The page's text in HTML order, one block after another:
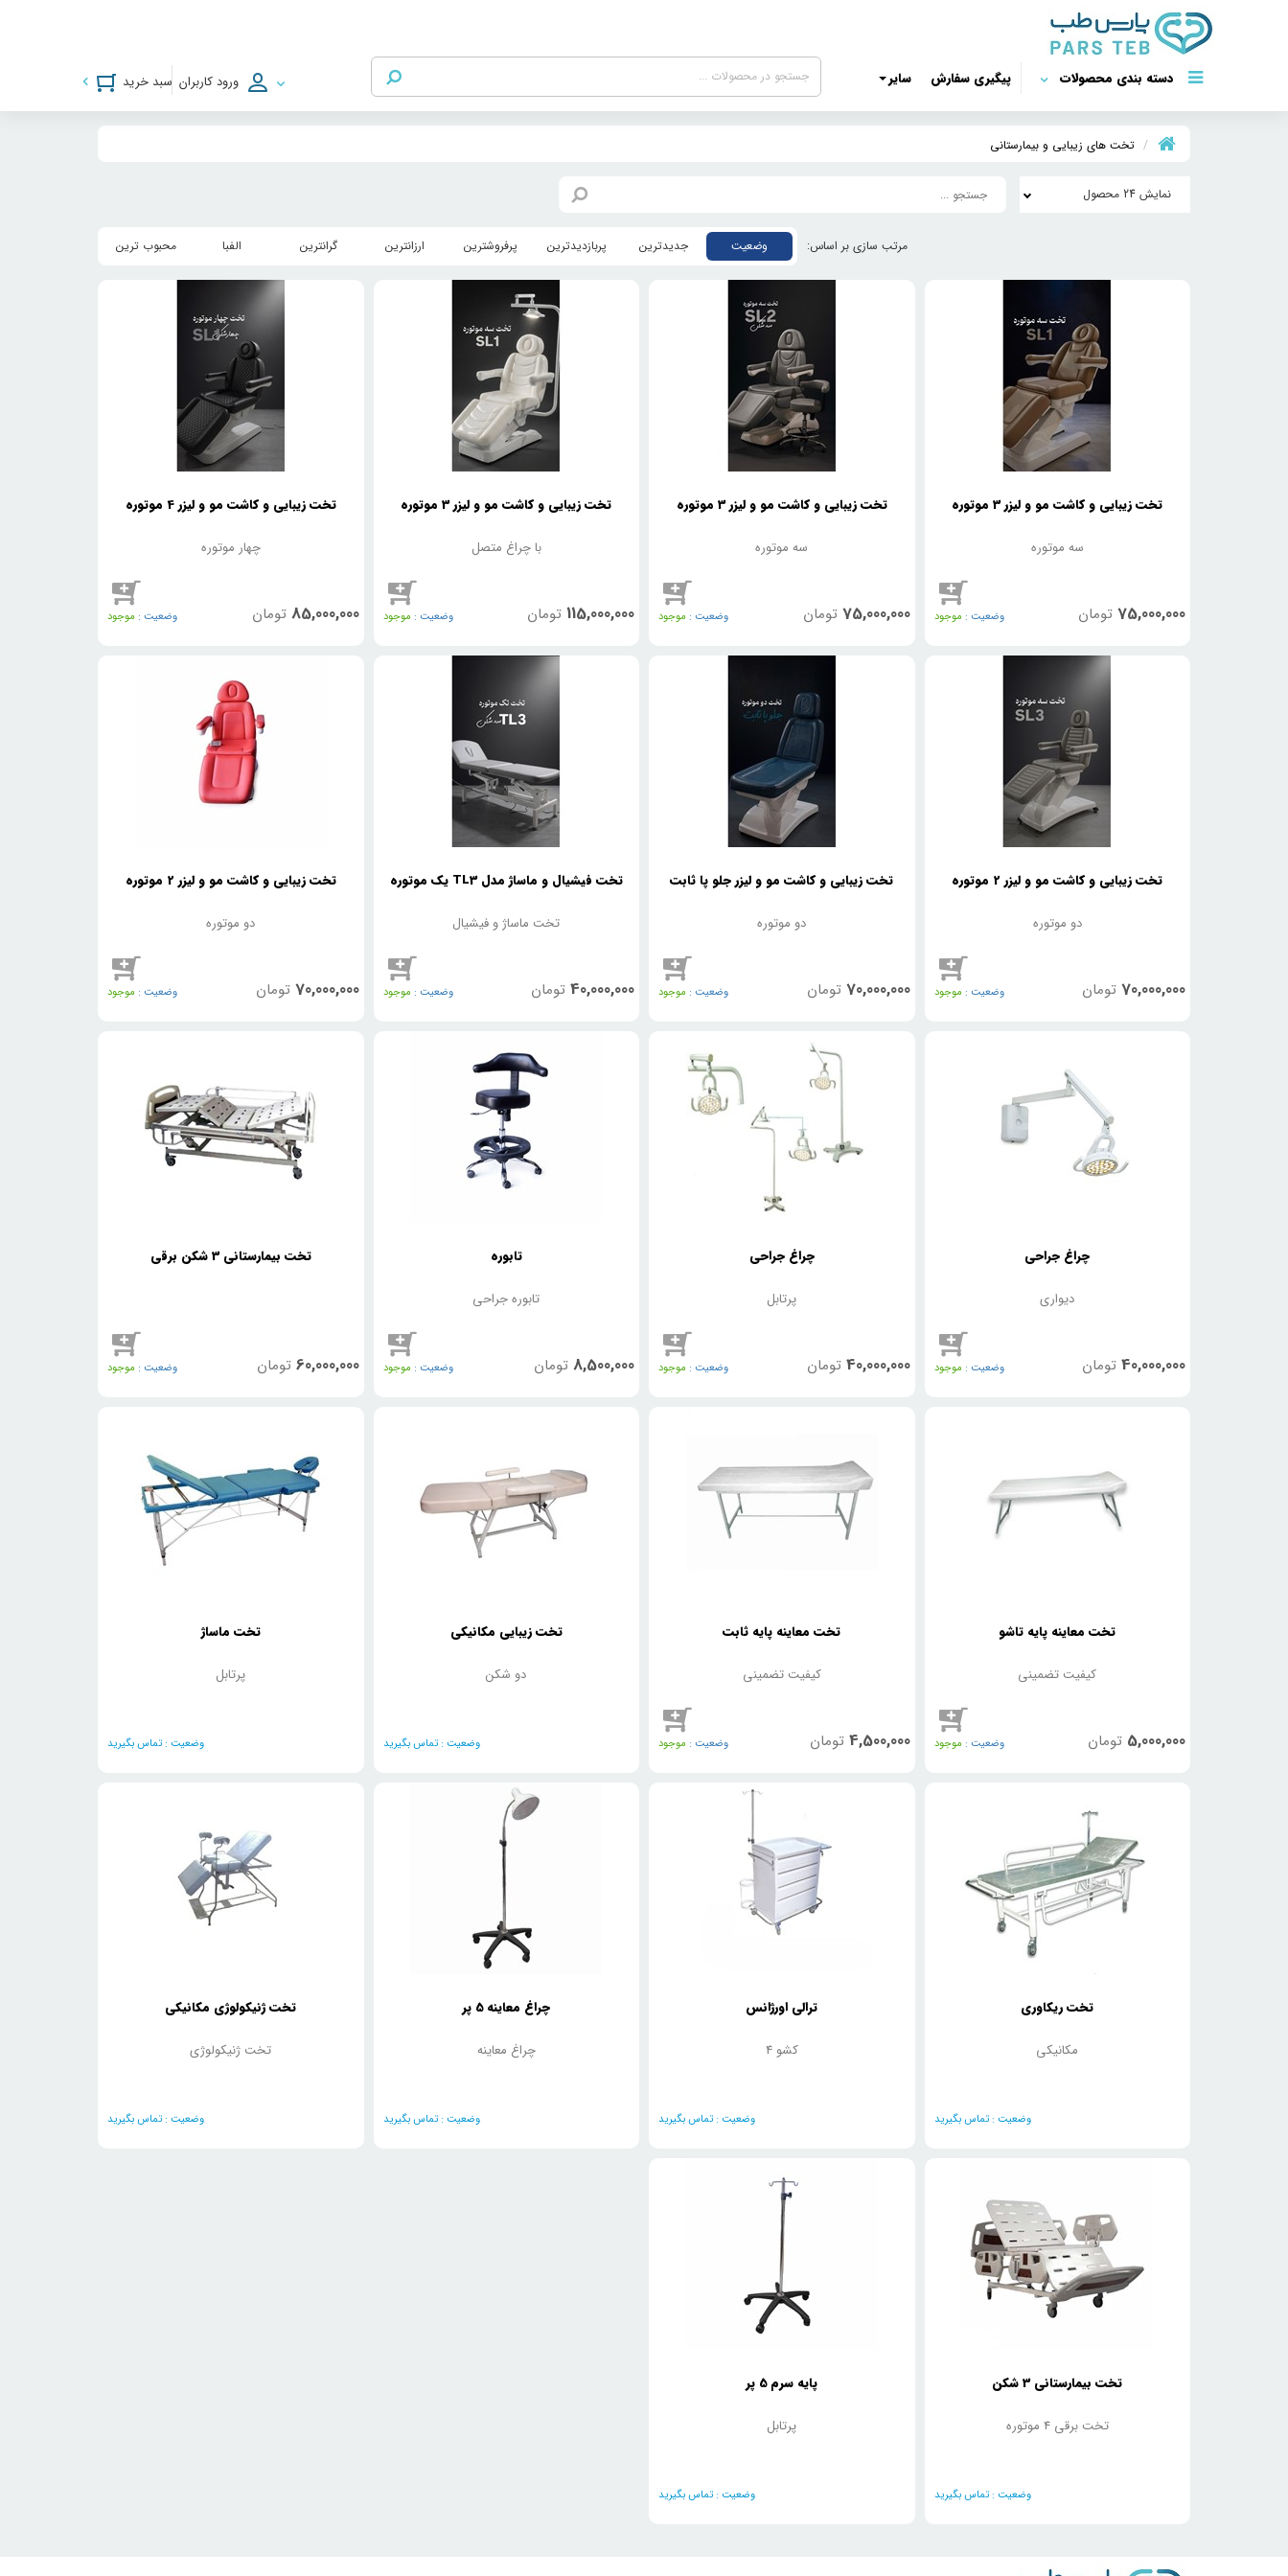
دسته بندی محصولات پیگیری سفارش سایر سبد خرید ورود کاربران
تخت های زیبایی و بیمارستانی
نمایش 24 محصول
وضعیت جدیدترین پربازدیدترین پرفروشترین ارزانترین گرانترین الفبا محبوب ترین
تخت زیبایی و کاشت مو و لیزر 3 موتوره
سه موتوره
75,000,000 تومان وضعیت : موجود
تخت زیبایی و کاشت مو و لیزر 3 موتوره
سه موتوره
75,000,000 تومان وضعیت : موجود
تخت زیبایی و کاشت مو و لیزر 3 موتوره
با چراغ متصل
115,000,000 تومان وضعیت : موجود
تخت زیبایی و کاشت مو و لیزر 4 موتوره
چهار موتوره
85,000,000 تومان وضعیت : موجود
تخت زیبایی و کاشت مو و لیزر 2 موتوره
دو موتوره
70,000,000 تومان وضعیت : موجود
تخت زیبایی و کاشت مو و لیزر جلو پا ثابت
دو موتوره
70,000,000 تومان وضعیت : موجود
تخت فیشیال و ماساژ مدل TL3 یک موتوره
تخت ماساژ و فیشیال
40,000,000 تومان وضعیت : موجود
تخت زیبایی و کاشت مو و لیزر 2 موتوره
دو موتوره
70,000,000 تومان وضعیت : موجود
چراغ جراحی
دیواری
40,000,000 تومان وضعیت : موجود
چراغ جراحی
پرتابل
40,000,000 تومان وضعیت : موجود
تابوره
تابوره جراحی
8,500,000 تومان وضعیت : موجود
تخت بیمارستانی 3 شکن برقی
60,000,000 تومان وضعیت : موجود
تخت معاینه پایه تاشو
کیفیت تضمینی
5,000,000 تومان وضعیت : موجود
تخت معاینه پایه ثابت
کیفیت تضمینی
4,500,000 تومان وضعیت : موجود
تخت زیبایی مکانیکی
دو شکن
وضعیت : تماس بگیرید
تخت ماساژ
پرتابل
وضعیت : تماس بگیرید
تخت ریکاوری
مکانیکی
وضعیت : تماس بگیرید
ترالی اورژانس
4 کشو
وضعیت : تماس بگیرید
چراغ معاینه 5 پر
چراغ معاینه
وضعیت : تماس بگیرید
تخت ژنیکولوژی مکانیکی
تخت ژنیکولوژی
وضعیت : تماس بگیرید
تخت بیمارستانی 3 شکن
تخت برقی 4 موتوره
وضعیت : تماس بگیرید
پایه سرم 5 پر
پرتابل
وضعیت : تماس بگیرید